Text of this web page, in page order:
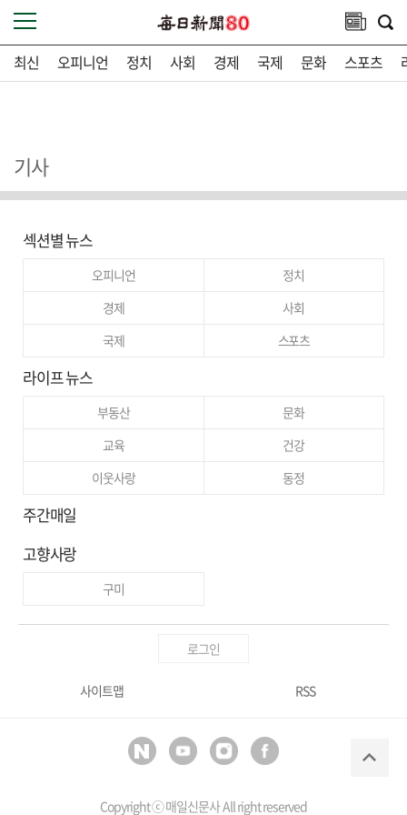
최신 오피니언 정치 사회 경제 국제 문화 스포츠
기사
섹션별 뉴스
오피니언
정치
경제
사회
국제
스포츠
라이프 뉴스
부동산
문화
교육
건강
이웃사랑
동정
주간매일
고향사랑
구미
로그인
사이트맵 RSS
Copyright ⓒ매일신문사All right reserved